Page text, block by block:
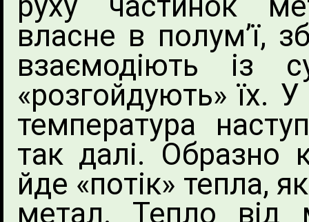
власне в полум’ї,
взаємодіють із
«розгойдують» їх. У
температура
так далі. Образно
йде «потік» тепла,
метал. Тепло від